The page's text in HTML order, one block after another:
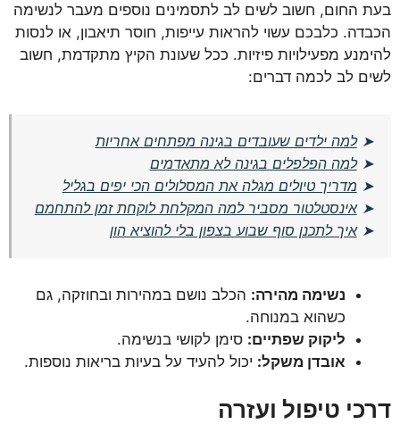
בעת החום, חשוב לשים לב לתסמינים נוספים מעבר לנשימה
הכבדה. כלבכם עשוי להראות עייפות, חוסר תיאבון, או לנסות
להימנע מפעילויות פיזיות. ככל שעונת הקיץ מתקדמת, חשוב
לשים לב לכמה דברים:
➤למה ילדים שעובדים בגינה מפתחים אחריות
➤למה הפלפלים בגינה לא מתאדמים
➤ מדריך טיולים מגלה את המסלולים הכי יפים בגליל
➤אינסטלטור מסביר למה המקלחת לוקחת זמן להתחמם
➤איך לתכנן סוף שבוע בצפון בלי להוציא הון
נשימה מהירה: הכלב נושם במהירות ובחוזקה, גם
כשהוא במנוחה.
ליקוק שפתיים: סימן לקושי בנשימה.
אובדן משקל: יכול להעיד על בעיות בריאות נוספות.
דרכי טיפול ועזרה